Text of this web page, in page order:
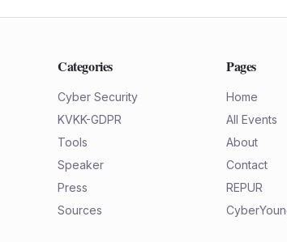
Categories
Cyber Security
KVKK-GDPR
Tools
Speaker
Press
Sources
Pages
Home
All Events
About
Contact
REPUR